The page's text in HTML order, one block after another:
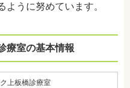
うに努めています。
療室の基本情報
上板橋診療室